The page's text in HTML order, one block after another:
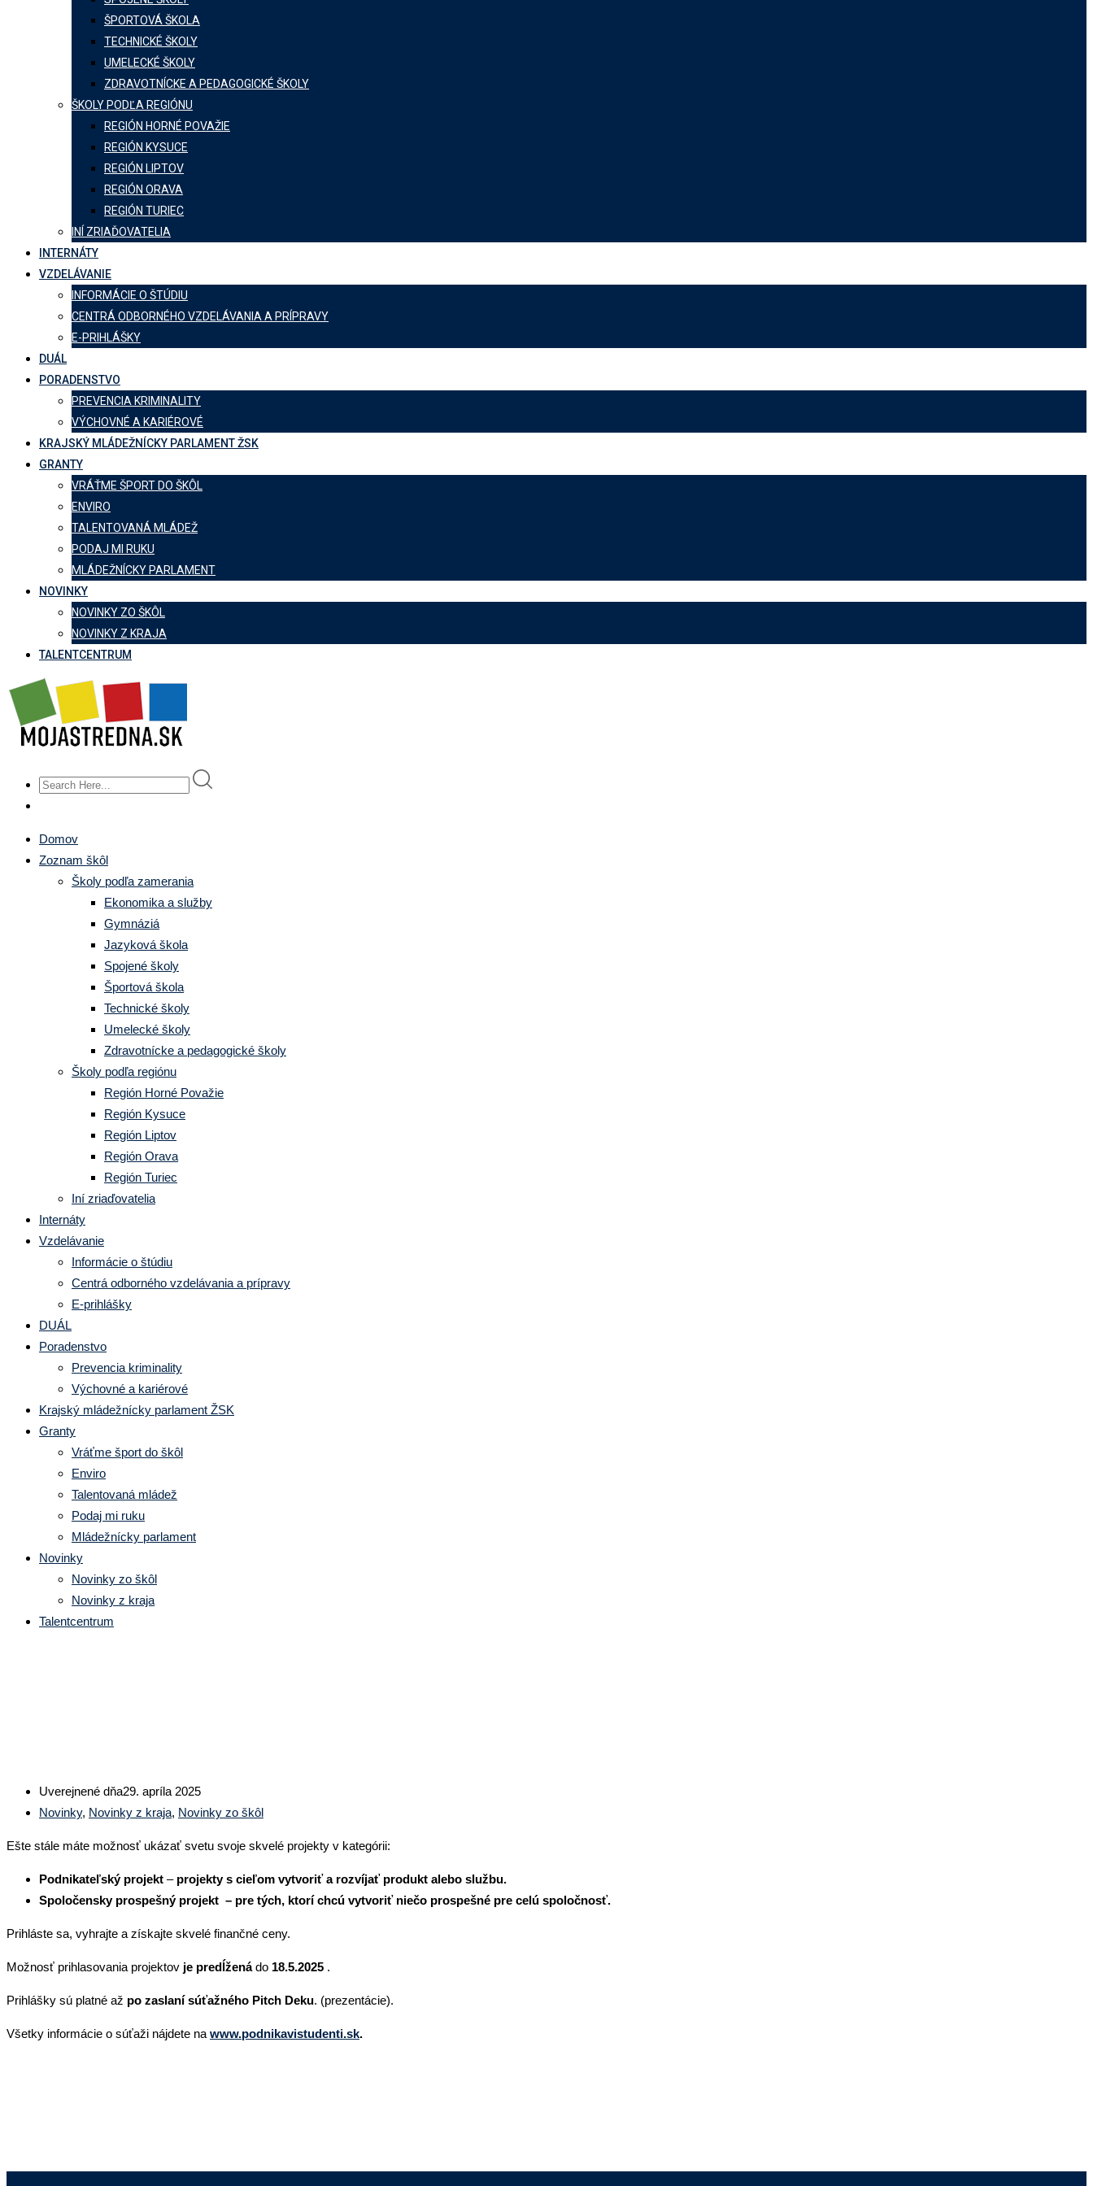
ŠPORTOVÁ ŠKOLA
TECHNICKÉ ŠKOLY
UMELECKÉ ŠKOLY
ZDRAVOTNÍCKE A PEDAGOGICKÉ ŠKOLY
ŠKOLY PODĽA REGIÓNU
REGIÓN HORNÉ POVAŽIE
REGIÓN KYSUCE
REGIÓN LIPTOV
REGIÓN ORAVA
REGIÓN TURIEC
INÍ ZRIAĎOVATELIA
INTERNÁTY
VZDELÁVANIE
INFORMÁCIE O ŠTÚDIU
CENTRÁ ODBORNÉHO VZDELÁVANIA A PRÍPRAVY
E-PRIHLÁŠKY
DUÁL
PORADENSTVO
PREVENCIA KRIMINALITY
VÝCHOVNÉ A KARIÉROVÉ
KRAJSKÝ MLÁDEŽNÍCKY PARLAMENT ŽSK
GRANTY
VRÁŤME ŠPORT DO ŠKÔL
ENVIRO
TALENTOVANÁ MLÁDEŽ
PODAJ MI RUKU
MLÁDEŽNÍCKY PARLAMENT
NOVINKY
NOVINKY ZO ŠKÔL
NOVINKY Z KRAJA
TALENTCENTRUM
Domov
Zoznam škôl
Školy podľa zamerania
Ekonomika a služby
Gymnáziá
Jazyková škola
Spojené školy
Športová škola
Technické školy
Umelecké školy
Zdravotnícke a pedagogické školy
Školy podľa regiónu
Región Horné Považie
Región Kysuce
Región Liptov
Región Orava
Región Turiec
Iní zriaďovatelia
Internáty
Vzdelávanie
Informácie o štúdiu
Centrá odborného vzdelávania a prípravy
E-prihlášky
DUÁL
Poradenstvo
Prevencia kriminality
Výchovné a kariérové
Krajský mládežnícky parlament ŽSK
Granty
Vráťme šport do škôl
Enviro
Talentovaná mládež
Podaj mi ruku
Mládežnícky parlament
Novinky
Novinky zo škôl
Novinky z kraja
Talentcentrum
Uverejnené dňa29. apríla 2025
Novinky, Novinky z kraja, Novinky zo škôl
Ešte stále máte možnosť ukázať svetu svoje skvelé projekty v kategórii:
Podnikateľský projekt – projekty s cieľom vytvoriť a rozvíjať produkt alebo službu.
Spoločensky prospešný projekt – pre tých, ktorí chcú vytvoriť niečo prospešné pre celú spoločnosť.
Prihláste sa, vyhrajte a získajte skvelé finančné ceny.
Možnosť prihlasovania projektov je predĺženádo 18.5.2025 .
Prihlášky sú platné až po zaslaní súťažného Pitch Deku. (prezentácie).
Všetky informácie o súťaži nájdete na www.podnikavistudenti.sk.